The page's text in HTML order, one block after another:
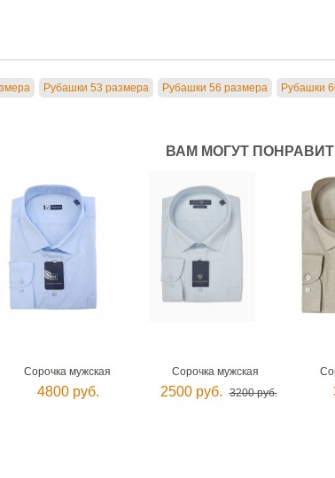
Рубашки 53 размера Рубашки 56 размера Рубашки
ВАМ МОГУТ
Сорочка мужская
4800 руб.
Сорочка мужская
2500 руб. 3200 руб.